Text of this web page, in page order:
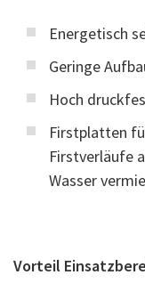
Energetisch
Geringe
Hoch
Firstplatten
Firstverläufe
Wasser
Vorteil